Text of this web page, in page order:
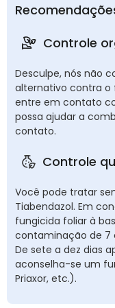
Controle
Desculpe, nós não
alternativo contra o
entre em contato
possa ajudar a
contato.
Controle
Você pode tratar
Tiabendazol. Em
fungicida foliar à
contaminação de 7
De sete a dez dias
aconselha-se um
Priaxor, etc.).